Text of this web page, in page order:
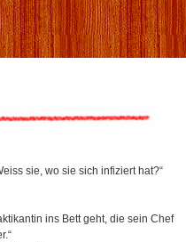
sie, wo sie sich infiziert hat?“
ins Bett geht, die sein Chef